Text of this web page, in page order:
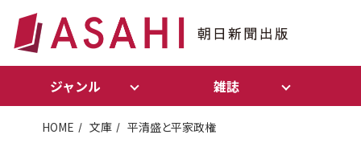
ジャンル 雑誌
HOME 文庫 平清盛と平家政権